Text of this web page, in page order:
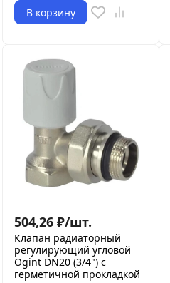
В корзину
504,26 ₽/шт.
Клапан радиаторный
регулирующий угловой
Ogint DN20 (3/4") с
герметичной прокладкой